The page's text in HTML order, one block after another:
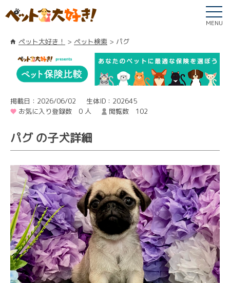
MENU
ペット大好き！ ペット検索 パグ
掲載日：2026/06/02
生体ID：202645
お気に入り登録数 0 人
閲覧数 102
パグ の子犬詳細